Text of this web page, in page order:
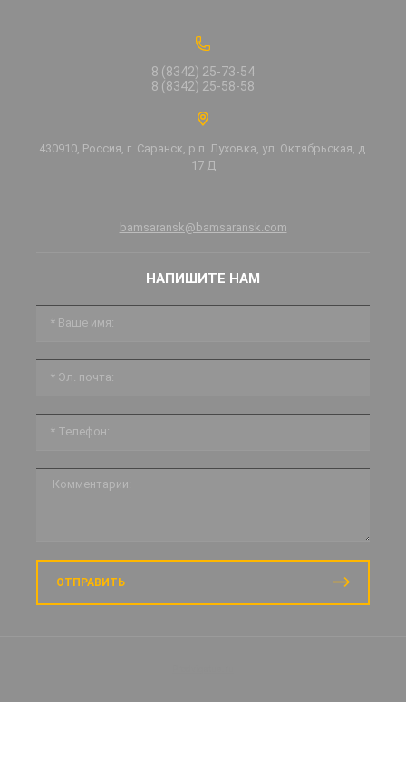
8 (8342) 25-73-54
8 (8342) 25-58-58
430910, Россия, г. Саранск, р.п. Луховка, ул. Октябрьская, д.
17 Д
bamsaransk@bamsaransk.com
НАПИШИТЕ НАМ
ОТПРАВИТЬ